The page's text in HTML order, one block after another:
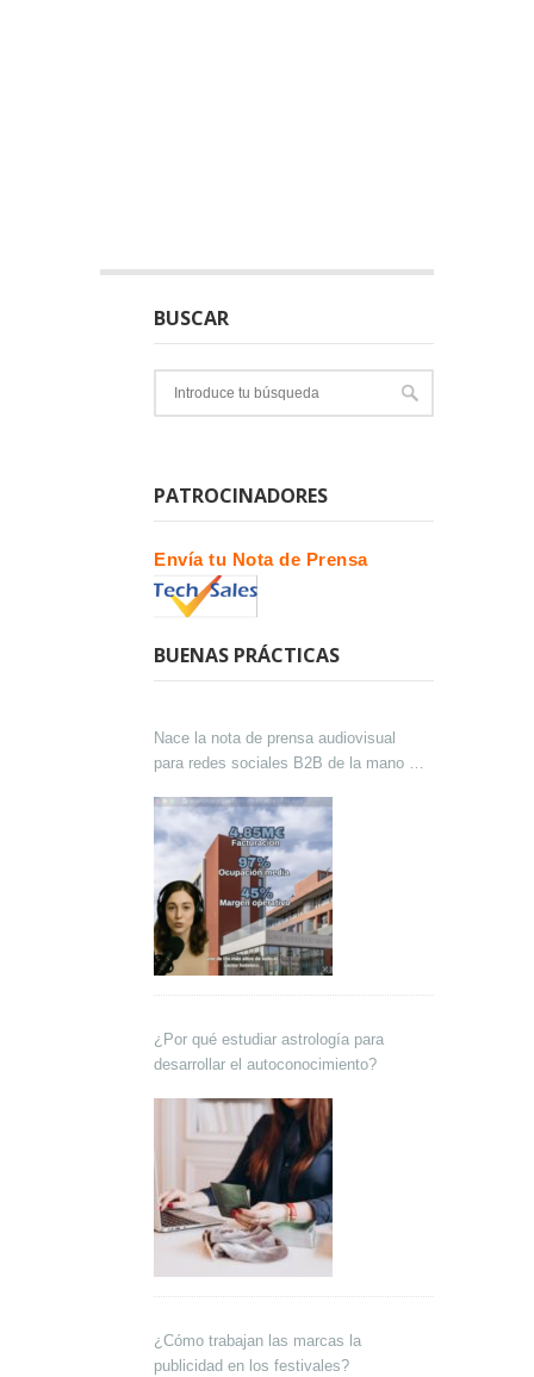
BUSCAR
PATROCINADORES
Envía tu Nota de Prensa
BUENAS PRÁCTICAS
Nace la nota de prensa audiovisual
para redes sociales B2B de la mano de
¿Por qué estudiar astrología para
desarrollar el autoconocimiento?
¿Cómo trabajan las marcas la
publicidad en los festivales?